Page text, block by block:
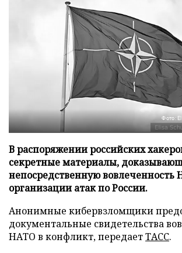
Фото:
В распоряжении российских
секретные материалы,
непосредственную вовлеченность
организации атак по России.
Анонимные кибервзломщики
документальные свидетельства
НАТО в конфликт, передаетТАСС.